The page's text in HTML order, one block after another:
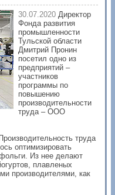
30.07.2020 Директор
Фонда развития
промышленности
Тульской области
Дмитрий Пронин
посетил одно из
предприятий –
участников
программы по
повышению
производительности
труда – ООО
труда
оптимизировать
Из нее делают
плавленых
производителями, как